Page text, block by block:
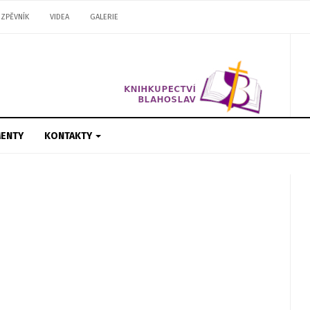
ZPĚVNÍK VIDEA GALERIE
KONTAKTY